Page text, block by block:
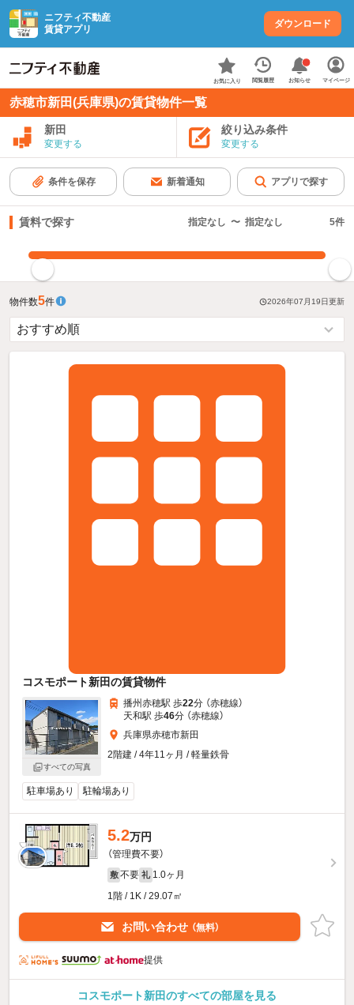
ニフティ不動産
賃貸アプリ
ダウンロード
お気に入り 閲覧履歴 お知らせ マイページ
赤穂市新田(兵庫県)の賃貸物件一覧
新田
変更する
絞り込み条件
変更する
条件を保存 新着通知 アプリで探す
賃料で探す 指定なし 〜 指定なし 5件
物件数5件 2026年07月19日更新
コスモポート新田の賃貸物件
すべての写真
播州赤穂駅 歩22分 （赤穂線）
天和駅 歩46分 （赤穂線）
兵庫県赤穂市新田
2階建 / 4年11ヶ月 / 軽量鉄骨
駐車場あり 駐輪場あり
5.2万円
（管理費不要）
敷 不要 礼 1.0ヶ月
1階 / 1K / 29.07㎡
お問い合わせ （無料）
提供
コスモポート新田のすべての部屋を見る